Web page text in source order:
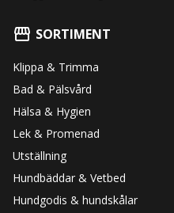
SORTIMENT
Klippa & Trimma
Bad & Pälsvård
Hälsa & Hygien
Lek & Promenad
Utställning
Hundbäddar & Vetbed
Hundgodis & hundskålar